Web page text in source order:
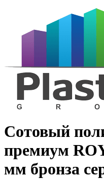
Сотовый
премиум
мм бронза